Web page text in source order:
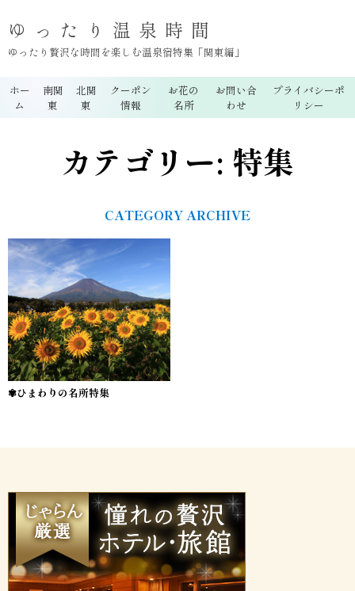
ゆったり温泉時間
ゆったり贅沢な時間を楽しむ温泉宿特集「関東編」
ホー
ム
南関
東
北関
東
クーポン
情報
お花の
名所
お問い合
わせ
プライバシーポ
リシー
カテゴリー: 特集
CATEGORY ARCHIVE
✾ひまわりの名所特集